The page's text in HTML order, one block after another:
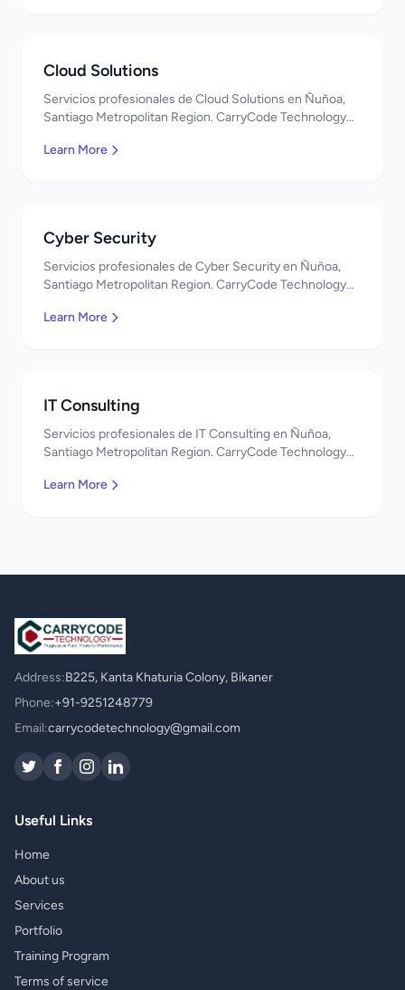
Cloud Solutions
Servicios profesionales de Cloud Solutions en Ñuñoa,
Santiago Metropolitan Region. CarryCode Technology
Learn More
Cyber Security
Servicios profesionales de Cyber Security en Ñuñoa,
Santiago Metropolitan Region. CarryCode Technology
Learn More
IT Consulting
Servicios profesionales de IT Consulting en Ñuñoa,
Santiago Metropolitan Region. CarryCode Technology
Learn More
Address:B225, Kanta Khaturia Colony, Bikaner
Phone:+91-9251248779
Email:carrycodetechnology@gmail.com
Useful Links
Home
About us
Services
Portfolio
Training Program
Terms of service